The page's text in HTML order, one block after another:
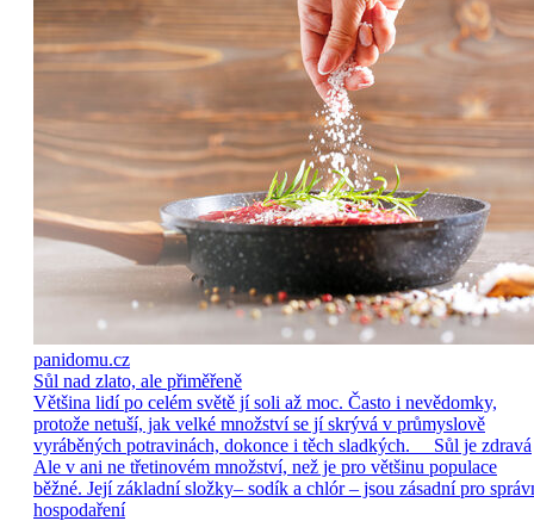
panidomu.cz
Sůl nad zlato, ale přiměřeně
Většina lidí po celém světě jí soli až moc. Často i nevědomky,
protože netuší, jak velké množství se jí skrývá v průmyslově
vyráběných potravinách, dokonce i těch sladkých. Sůl je zdravá
Ale v ani ne třetinovém množství, než je pro většinu populace
běžné. Její základní složky– sodík a chlór – jsou zásadní pro
hospodaření